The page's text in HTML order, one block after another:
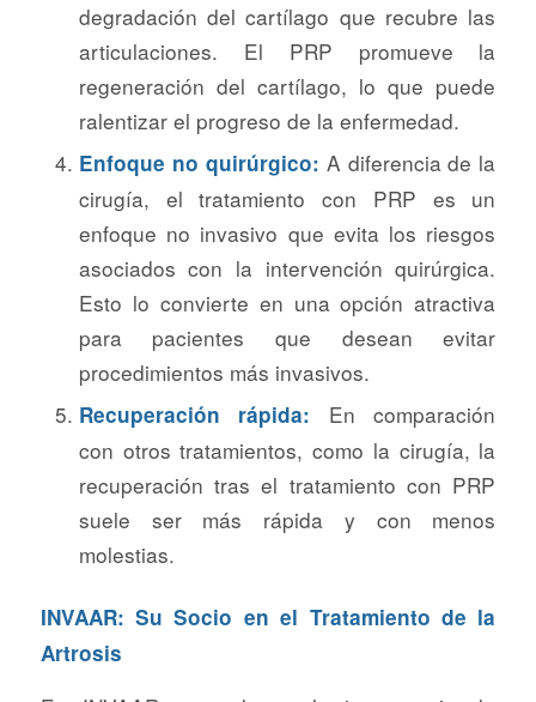
degradación del cartílago que recubre las
articulaciones. El PRP promueve la
regeneración del cartílago, lo que puede
ralentizar el progreso de la enfermedad.
Enfoque no quirúrgico: A diferencia de la
cirugía, el tratamiento con PRP es un
enfoque no invasivo que evita los riesgos
asociados con la intervención quirúrgica.
Esto lo convierte en una opción atractiva
para pacientes que desean evitar
procedimientos más invasivos.
Recuperación rápida: En comparación
con otros tratamientos, como la cirugía, la
recuperación tras el tratamiento con PRP
suele ser más rápida y con menos
molestias.
INVAAR: Su Socio en el Tratamiento de la
Artrosis